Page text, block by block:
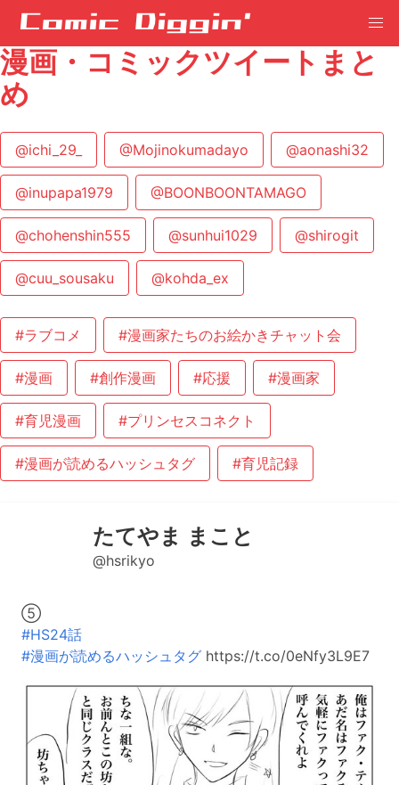
漫画・コミックツイートまと
め
@ichi_29_ @Mojinokumadayo @aonashi32
@inupapa1979 @BOONBOONTAMAGO
@chohenshin555 @sunhui1029 @shirogit
@cuu_sousaku @kohda_ex
#ラブコメ #漫画家たちのお絵かきチャット会
#漫画 #創作漫画 #応援 #漫画家
#育児漫画 #プリンセスコネクト
#漫画が読めるハッシュタグ #育児記録
たてやま まこと
@hsrikyo
⑤
#HS24話
#漫画が読めるハッシュタグ https://t.co/0eNfy3L9E7